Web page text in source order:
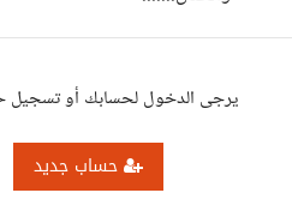
يرجى الدخول لحسابك أو تسجيل
حساب جديد